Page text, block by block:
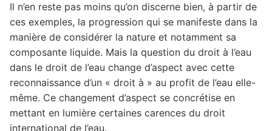
Il n’en reste pas moins qu’on discerne bien, à partir de
ces exemples, la progression qui se manifeste dans la
manière de considérer la nature et notamment sa
composante liquide. Mais la question du droit à l’eau
dans le droit de l’eau change d’aspect avec cette
reconnaissance d’un « droit à » au profit de l’eau elle-
même. Ce changement d’aspect se concrétise en
mettant en lumière certaines carences du droit
international de l’eau.